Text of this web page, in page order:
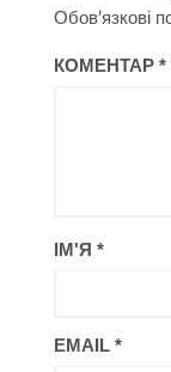
Обов’язкові
КОМЕНТАР *
ІМ'Я *
EMAIL *